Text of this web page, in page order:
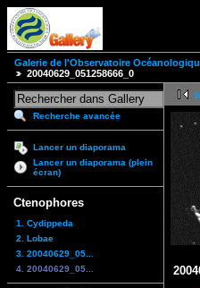
Galerie de l'Observatoire
20040629_051258666_0
Recherche avancée
Lancer un diaporama
Lancer un diaporama (plein
écran)
Ctenophores
1. Cydippeda
2. Lobae
3. 20040629_05...
4. 20040629_05...